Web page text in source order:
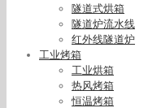
隧道式烘箱
隧道炉流水线
红外线隧道炉
工业烤箱
工业烘箱
热风烤箱
恒温烤箱